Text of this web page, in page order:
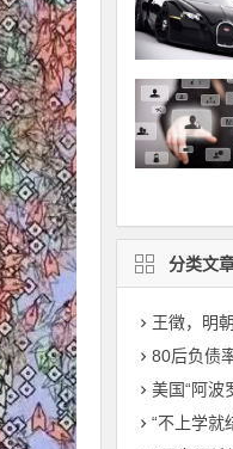
分类文
王徵，明朝发明
80后负债
美国“阿波罗
“不上学就